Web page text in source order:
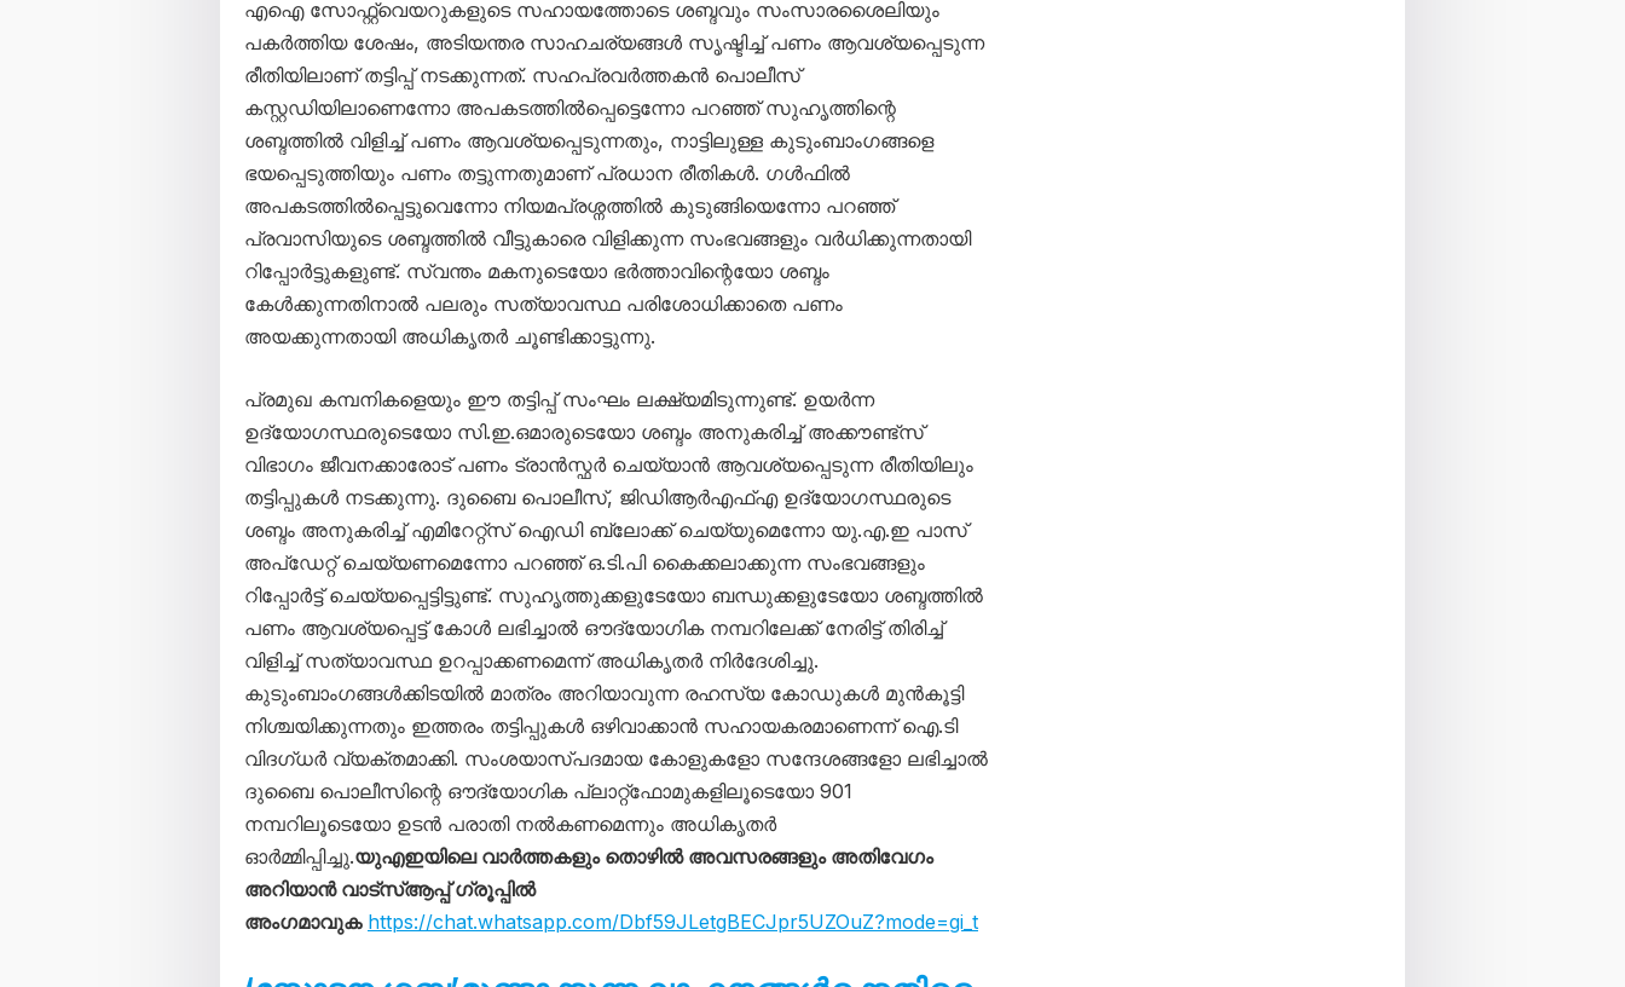
എഐ സോഫ്റ്റ്‌വെയറുകളുടെ സഹായത്തോടെ ശബ്ദവും സംസാരശൈലിയും
പകർത്തിയ ശേഷം, അടിയന്തര സാഹചര്യങ്ങൾ സൃഷ്ടിച്ച് പണം ആവശ്യപ്പെടുന്ന
രീതിയിലാണ് തട്ടിപ്പ് നടക്കുന്നത്. സഹപ്രവർത്തകൻ പൊലീസ്
കസ്റ്റഡിയിലാണെന്നോ അപകടത്തിൽപ്പെട്ടെന്നോ പറഞ്ഞ് സുഹൃത്തിന്റെ
ശബ്ദത്തിൽ വിളിച്ച് പണം ആവശ്യപ്പെടുന്നതും, നാട്ടിലുള്ള കുടുംബാംഗങ്ങളെ
ഭയപ്പെടുത്തിയും പണം തട്ടുന്നതുമാണ് പ്രധാന രീതികൾ. ഗൾഫിൽ
അപകടത്തിൽപ്പെട്ടുവെന്നോ നിയമപ്രശ്നത്തിൽ കുടുങ്ങിയെന്നോ പറഞ്ഞ്
പ്രവാസിയുടെ ശബ്ദത്തിൽ വീട്ടുകാരെ വിളിക്കുന്ന സംഭവങ്ങളും വർധിക്കുന്നതായി
റിപ്പോർട്ടുകളുണ്ട്. സ്വന്തം മകനുടെയോ ഭർത്താവിന്റെയോ ശബ്ദം
കേൾക്കുന്നതിനാൽ പലരും സത്യാവസ്ഥ പരിശോധിക്കാതെ പണം
അയക്കുന്നതായി അധികൃതർ ചൂണ്ടിക്കാട്ടുന്നു.
പ്രമുഖ കമ്പനികളെയും ഈ തട്ടിപ്പ് സംഘം ലക്ഷ്യമിടുന്നുണ്ട്. ഉയർന്ന
ഉദ്യോഗസ്ഥരുടെയോ സി.ഇ.ഒമാരുടെയോ ശബ്ദം അനുകരിച്ച് അക്കൗണ്ട്സ്
വിഭാഗം ജീവനക്കാരോട് പണം ട്രാൻസ്ഫർ ചെയ്യാൻ ആവശ്യപ്പെടുന്ന രീതിയിലും
തട്ടിപ്പുകൾ നടക്കുന്നു. ദുബൈ പൊലീസ്, ജിഡിആർഎഫ്എ ഉദ്യോഗസ്ഥരുടെ
ശബ്ദം അനുകരിച്ച് എമിറേറ്റ്സ് ഐഡി ബ്ലോക്ക് ചെയ്യുമെന്നോ യു.എ.ഇ പാസ്
അപ്‌ഡേറ്റ് ചെയ്യണമെന്നോ പറഞ്ഞ് ഒ.ടി.പി കൈക്കലാക്കുന്ന സംഭവങ്ങളും
റിപ്പോർട്ട് ചെയ്യപ്പെട്ടിട്ടുണ്ട്. സുഹൃത്തുക്കളുടേയോ ബന്ധുക്കളുടേയോ ശബ്ദത്തിൽ
പണം ആവശ്യപ്പെട്ട് കോൾ ലഭിച്ചാൽ ഔദ്യോഗിക നമ്പറിലേക്ക് നേരിട്ട് തിരിച്ച്
വിളിച്ച് സത്യാവസ്ഥ ഉറപ്പാക്കണമെന്ന് അധികൃതർ നിർദേശിച്ചു.
കുടുംബാംഗങ്ങൾക്കിടയിൽ മാത്രം അറിയാവുന്ന രഹസ്യ കോഡുകൾ മുൻകൂട്ടി
നിശ്ചയിക്കുന്നതും ഇത്തരം തട്ടിപ്പുകൾ ഒഴിവാക്കാൻ സഹായകരമാണെന്ന് ഐ.ടി
വിദഗ്ധർ വ്യക്തമാക്കി. സംശയാസ്പദമായ കോളുകളോ സന്ദേശങ്ങളോ ലഭിച്ചാൽ
ദുബൈ പൊലീസിന്റെ ഔദ്യോഗിക പ്ലാറ്റ്‌ഫോമുകളിലൂടെയോ 901
നമ്പറിലൂടെയോ ഉടൻ പരാതി നൽകണമെന്നും അധികൃതർ
ഓർമ്മിപ്പിച്ചു.യുഎഇയിലെ വാർത്തകളും തൊഴിൽ അവസരങ്ങളും അതിവേഗം
അറിയാൻ വാട്സ്ആപ്പ് ഗ്രൂപ്പിൽ
അംഗമാവുക https://chat.whatsapp.com/Dbf59JLetgBECJpr5UZOuZ?mode=gi_t